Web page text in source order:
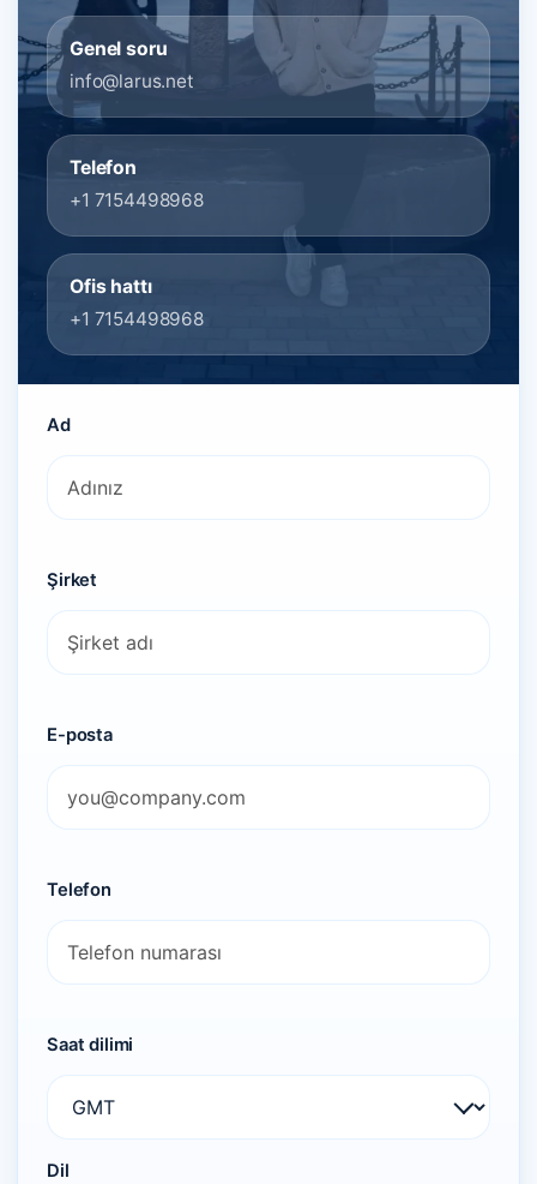
Genel soru
info@larus.net
Telefon
+1 7154498968
Ofis hattı
+1 7154498968
Ad
Şirket
E-posta
Telefon
Saat dilimi
Dil